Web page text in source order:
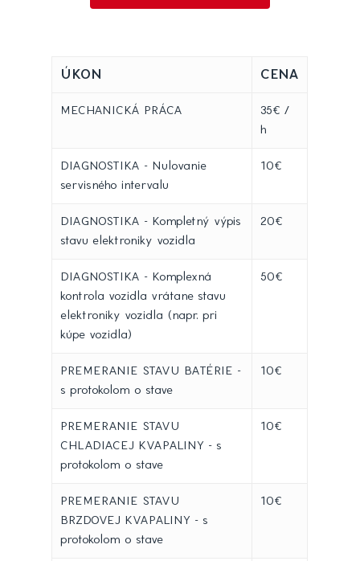
ÚKON CENA
MECHANICKÁ PRÁCA
35€ /
h
DIAGNOSTIKA - Nulovanie
servisného intervalu
10€
DIAGNOSTIKA - Kompletný výpis
stavu elektroniky vozidla
20€
DIAGNOSTIKA - Komplexná
kontrola vozidla vrátane stavu
elektroniky vozidla (napr. pri
kúpe vozidla)
50€
PREMERANIE STAVU BATÉRIE -
s protokolom o stave
10€
PREMERANIE STAVU
CHLADIACEJ KVAPALINY - s
protokolom o stave
10€
PREMERANIE STAVU
BRZDOVEJ KVAPALINY - s
protokolom o stave
10€